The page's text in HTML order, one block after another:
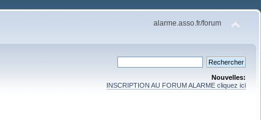
alarme.asso.fr/forum
Nouvelles:
INSCRIPTION AU FORUM ALARME cliquez ici